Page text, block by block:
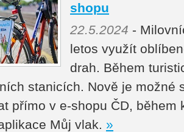
shopu
22.5.2024 -
letos využít
drah. Během
stanicích. Nově je možné
přímo v e-shopu ČD, během
Můj vlak. »